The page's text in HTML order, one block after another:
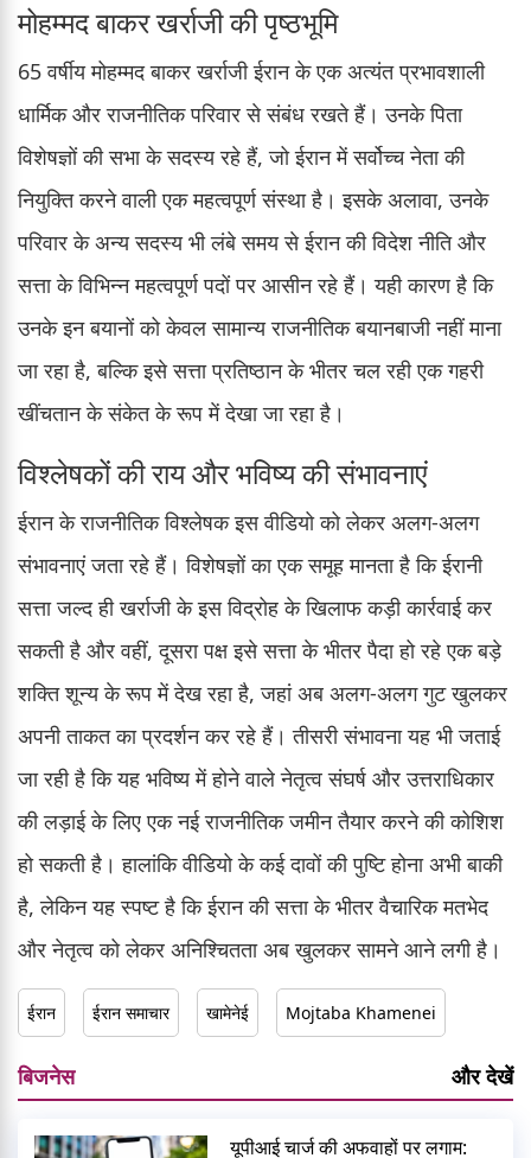
मोहम्मद बाकर खर्राजी की पृष्ठभूमि
65 वर्षीय मोहम्मद बाकर खर्राजी ईरान के एक अत्यंत प्रभावशाली
धार्मिक और राजनीतिक परिवार से संबंध रखते हैं। उनके पिता
विशेषज्ञों की सभा के सदस्य रहे हैं, जो ईरान में सर्वोच्च नेता की
नियुक्ति करने वाली एक महत्वपूर्ण संस्था है। इसके अलावा, उनके
परिवार के अन्य सदस्य भी लंबे समय से ईरान की विदेश नीति और
सत्ता के विभिन्न महत्वपूर्ण पदों पर आसीन रहे हैं। यही कारण है कि
उनके इन बयानों को केवल सामान्य राजनीतिक बयानबाजी नहीं माना
जा रहा है, बल्कि इसे सत्ता प्रतिष्ठान के भीतर चल रही एक गहरी
खींचतान के संकेत के रूप में देखा जा रहा है।
विश्लेषकों की राय और भविष्य की संभावनाएं
ईरान के राजनीतिक विश्लेषक इस वीडियो को लेकर अलग-अलग
संभावनाएं जता रहे हैं। विशेषज्ञों का एक समूह मानता है कि ईरानी
सत्ता जल्द ही खर्राजी के इस विद्रोह के खिलाफ कड़ी कार्रवाई कर
सकती है और वहीं, दूसरा पक्ष इसे सत्ता के भीतर पैदा हो रहे एक बड़े
शक्ति शून्य के रूप में देख रहा है, जहां अब अलग-अलग गुट खुलकर
अपनी ताकत का प्रदर्शन कर रहे हैं। तीसरी संभावना यह भी जताई
जा रही है कि यह भविष्य में होने वाले नेतृत्व संघर्ष और उत्तराधिकार
की लड़ाई के लिए एक नई राजनीतिक जमीन तैयार करने की कोशिश
हो सकती है। हालांकि वीडियो के कई दावों की पुष्टि होना अभी बाकी
है, लेकिन यह स्पष्ट है कि ईरान की सत्ता के भीतर वैचारिक मतभेद
और नेतृत्व को लेकर अनिश्चितता अब खुलकर सामने आने लगी है।
ईरान ईरान समाचार खामेनेई Mojtaba Khamenei
बिजनेस और देखें
यूपीआई चार्ज की अफवाहों पर लगाम: